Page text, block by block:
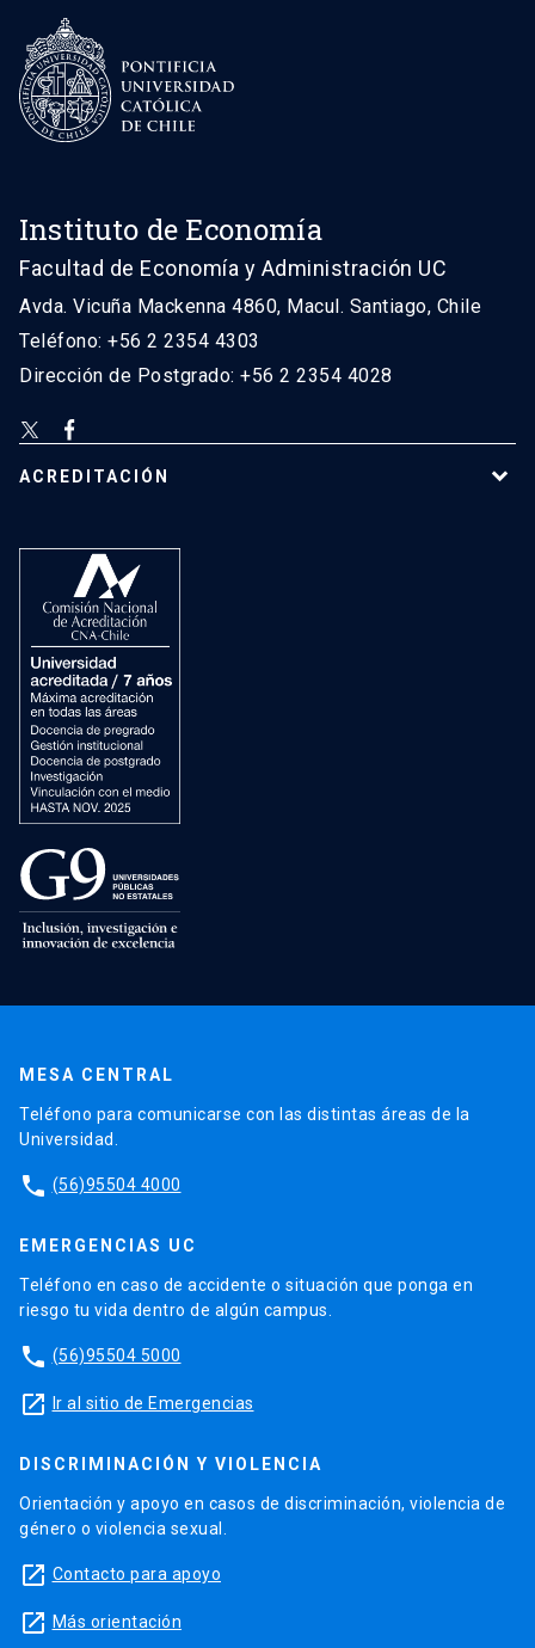
Instituto de Economía
Facultad de Economía y Administración UC
Avda. Vicuña Mackenna 4860, Macul. Santiago, Chile
Teléfono: +56 2 2354 4303
Dirección de Postgrado: +56 2 2354 4028
ACREDITACIÓN
MESA CENTRAL
Teléfono para comunicarse con las distintas áreas de la
Universidad.
phone (56)95504 4000
EMERGENCIAS UC
Teléfono en caso de accidente o situación que ponga en
riesgo tu vida dentro de algún campus.
phone (56)95504 5000
launch Ir al sitio de Emergencias
DISCRIMINACIÓN Y VIOLENCIA
Orientación y apoyo en casos de discriminación, violencia de
género o violencia sexual.
launch Contacto para apoyo
launch Más orientación